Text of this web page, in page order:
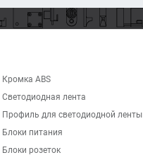
Кромка ABS
Светодиодная лента
Профиль для светодиодной ленты
Блоки питания
Блоки розеток